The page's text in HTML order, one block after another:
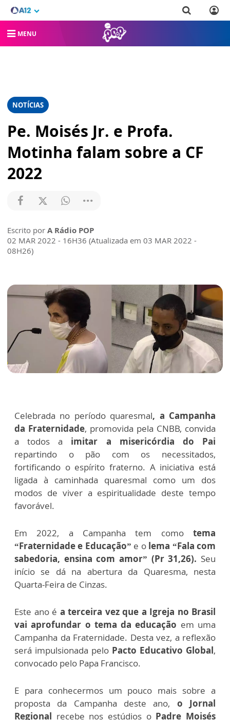
MENU
NOTÍCIAS
Pe. Moisés Jr. e Profa.
Motinha falam sobre a CF
2022
Escrito por A Rádio POP
02 MAR 2022 - 16H36 (Atualizada em 03 MAR 2022 -
08H26)
Celebrada no período quaresmal, a Campanha
da Fraternidade, promovida pela CNBB, convida
a todos a imitar a misericórdia do Pai
repartindo o pão com os necessitados,
fortificando o espírito fraterno. A iniciativa está
ligada à caminhada quaresmal como um dos
modos de viver a espiritualidade deste tempo
favorável.
Em 2022, a Campanha tem comotema
“Fraternidade e Educação” e olema “Fala com
sabedoria, ensina com amor” (Pr 31,26). Seu
início se dá na abertura da Quaresma, nesta
Quarta-Feira de Cinzas.
Este ano é a terceira vez que a Igreja no Brasil
vai aprofundar o tema da educação em uma
Campanha da Fraternidade. Desta vez, a reflexão
será impulsionada pelo Pacto Educativo Global,
convocado pelo Papa Francisco.
E para conhecermos um pouco mais sobre a
proposta da Campanha deste ano, o Jornal
Regional recebe nos estúdios o Padre Moisés